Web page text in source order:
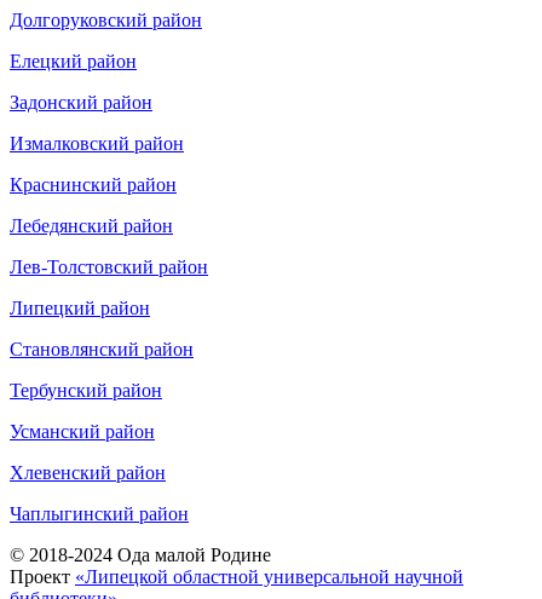
Долгоруковский район
Елецкий район
Задонский район
Измалковский район
Краснинский район
Лебедянский район
Лев-Толстовский район
Липецкий район
Становлянский район
Тербунский район
Усманский район
Хлевенский район
Чаплыгинский район
© 2018-2024 Ода малой Родине
Проект «Липецкой областной универсальной научной